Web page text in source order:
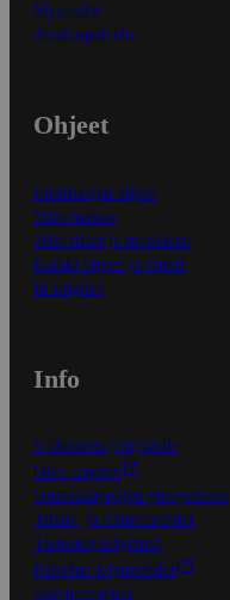
Myymälät
Asiakaspalvelu
Ohjeet
Ensitilaajan ohjeet
Näin maksat
Näin tilaat ja muokkaat
Kaikki ohjeet ja vinkit
In English
Info
S-Business yrityksille
Oiva-raportit
Osuuskauppojen yhteystiedot
Tilaus- ja toimitusehdot
Tietosuojakäytäntö
Palvelun käyttöehdot
Saavutettavuus